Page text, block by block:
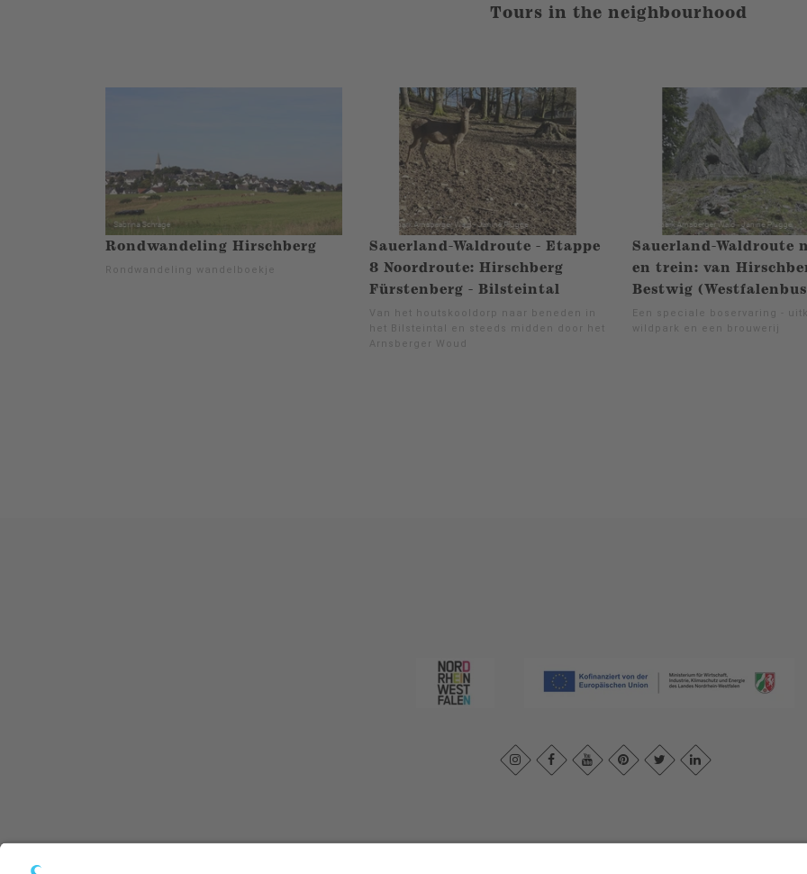
Tours in the neighbourhood
Rondwandeling Hirschberg
Rondwandeling wandelboekje
Sauerland-Waldroute - Etappe
8 Noordroute: Hirschberg
Fürstenberg - Bilsteintal
Van het houtskooldorp naar beneden in
het Bilsteintal en steeds midden door het
Arnsberger Woud
Sauerland-Waldroute
en trein: van
Bestwig
Een speciale boservaring -
wildpark en een brouwerij